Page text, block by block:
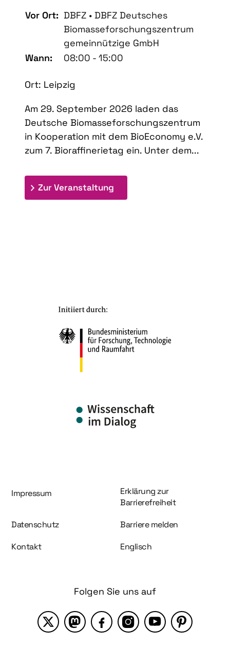
Vor Ort: DBFZ • DBFZ Deutsches
Biomasseforschungszentrum
gemeinnützige GmbH
Wann:
08:00 - 15:00
Ort: Leipzig
Am 29. September 2026 laden das
Deutsche Biomasseforschungszentrum
in Kooperation mit dem BioEconomy e.V.
zum 7. Bioraffinerietag ein. Unter dem...
Zur Veranstaltung
Information und Service
Impressum
Erklärung zur
Barrierefreiheit
Datenschutz Barriere melden
Kontakt Englisch
Folgen Sie uns auf